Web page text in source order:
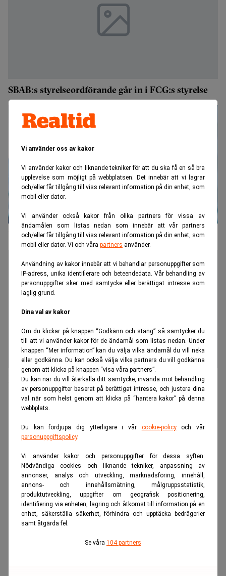
Vi använder oss av kakor
Vi använder kakor och liknande tekniker för att du ska få en så bra
upplevelse som möjligt på webbplatsen. Det innebär att vi lagrar
och/eller får tillgång till viss relevant information på din enhet, som
mobil eller dator.
Vi använder också kakor från olika partners för vissa av
ändamålen som listas nedan som innebär att vår partners
och/eller får tillgång till viss relevant information på din enhet, som
mobil eller dator. Vi och våra partners använder.
Användning av kakor innebär att vi behandlar personuppgifter som
IP-adress, unika identifierare och beteendedata. Vår behandling av
personuppgifter sker med samtycke eller berättigat intresse som
laglig grund.
Dina val av kakor
Om du klickar på knappen “Godkänn och stäng” så samtycker du
till att vi använder kakor för de ändamål som listas nedan. Under
knappen “Mer information” kan du välja vilka ändamål du vill neka
eller godkänna. Du kan också välja vilka partners du vill godkänna
genom att klicka på knappen “visa våra partners”.
Du kan när du vill återkalla ditt samtycke, invända mot behandling
av personuppgifter baserat på berättigat intresse, och justera dina
val när som helst genom att klicka på “hantera kakor” på denna
webbplats.
Du kan fördjupa dig ytterligare i vår cookie-policyoch vår
personuppgiftspolicy.
Vi använder kakor och personuppgifter för dessa syften:
Nödvändiga cookies och liknande tekniker, anpassning av
annonser, analys och utveckling, marknadsföring, innehåll,
annons- och innehållsmätning, målgruppsstatistik,
produktutveckling, uppgifter om geografisk positionering,
identifiering via enheten, lagring och åtkomst till information på en
enhet, säkerställa säkerhet, förhindra och upptäcka bedrägerier
samt åtgärda fel.
Se våra 104 partners
SBAB:s styrelseordförande går in i FCG:s styrelse
"Omöjligt att följa alla regler"
Ny vd för FCG
ANNONS